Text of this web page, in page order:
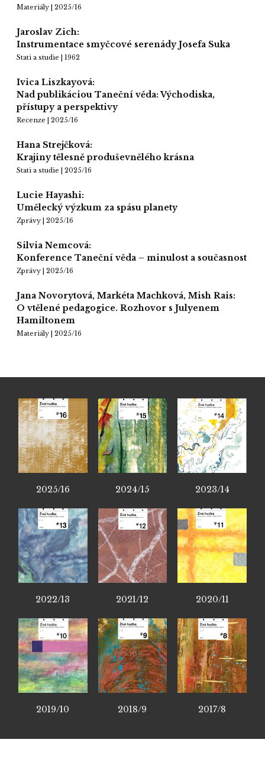
Materiály | 2025/16
Jaroslav Zich:
Instrumentace smyčcové serenády Josefa Suka
Stati a studie | 1962
Ivica Liszkayová:
Nad publikáciou Taneční věda: Východiska,
přístupy a perspektivy
Recenze | 2025/16
Hana Strejčková:
Krajiny tělesně produševnělého krásna
Stati a studie | 2025/16
Lucie Hayashi:
Umělecký výzkum za spásu planety
Zprávy | 2025/16
Silvia Nemcová:
Konference Taneční věda – minulost a současnost
Zprávy | 2025/16
Jana Novorytová, Markéta Machková, Mish Rais:
O vtělené pedagogice. Rozhovor s Julyenem
Hamiltonem
Materiály | 2025/16
2025/16 2024/15 2023/14
2022/13 2021/12 2020/11
2019/10 2018/9 2017/8